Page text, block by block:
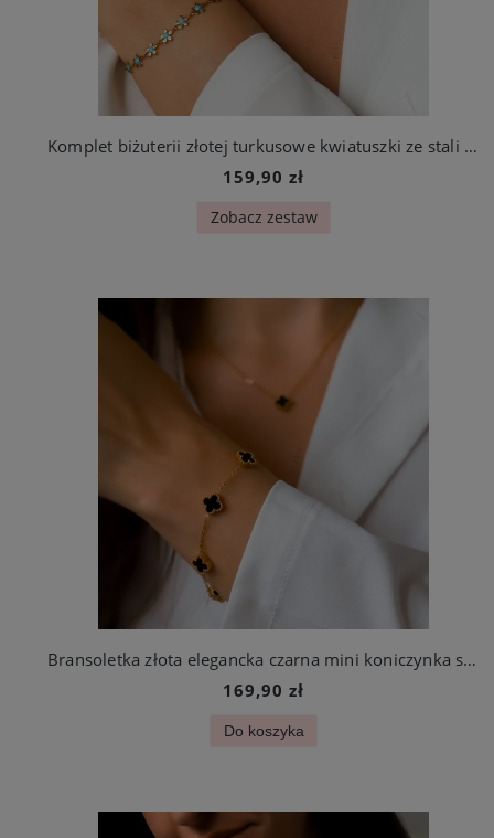
Komplet biżuterii złotej turkusowe kwiatuszki ze stali szlachetnej
159,90 zł
Zobacz zestaw
Bransoletka złota elegancka czarna mini koniczynka stal chirurgiczna
169,90 zł
Do koszyka